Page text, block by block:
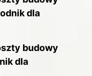
dla
budowy
dla